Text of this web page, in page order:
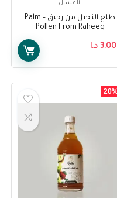
الأعسال
طلع النخيل من رحيق – Palm
Pollen From Raheeq
3.00 د.ا